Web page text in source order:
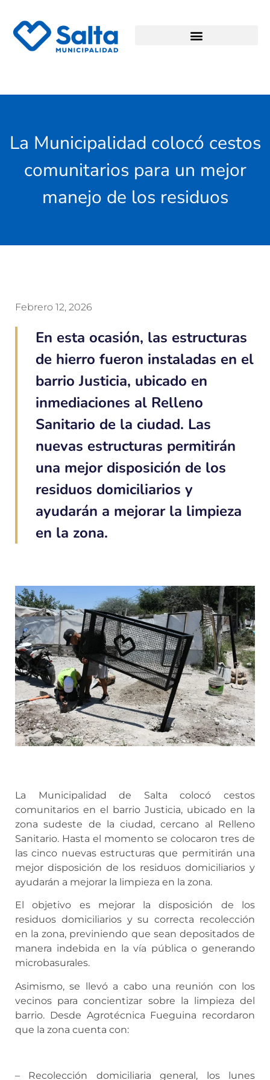
La Municipalidad colocó cestos
comunitarios para un mejor
manejo de los residuos
Febrero 12, 2026
En esta ocasión, las estructuras
de hierro fueron instaladas en el
barrio Justicia, ubicado en
inmediaciones al Relleno
Sanitario de la ciudad. Las
nuevas estructuras permitirán
una mejor disposición de los
residuos domiciliarios y
ayudarán a mejorar la limpieza
en la zona.
La Municipalidad de Salta colocó cestos
comunitarios en el barrio Justicia, ubicado en la
zona sudeste de la ciudad, cercano al Relleno
Sanitario. Hasta el momento se colocaron tres de
las cinco nuevas estructuras que permitirán una
mejor disposición de los residuos domiciliarios y
ayudarán a mejorar la limpieza en la zona.
El objetivo es mejorar la disposición de los
residuos domiciliarios y su correcta recolección
en la zona, previniendo que sean depositados de
manera indebida en la vía pública o generando
microbasurales.
Asimismo, se llevó a cabo una reunión con los
vecinos para concientizar sobre la limpieza del
barrio. Desde Agrotécnica Fueguina recordaron
que la zona cuenta con:
– Recolección domiciliaria general, los lunes